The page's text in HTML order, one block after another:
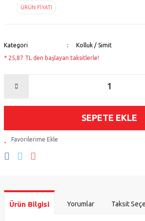
ÜRÜN FİYATI
Kategori
Kolluk / Simit
* 25,87 TL den başlayan taksitlerle!
SEPETE EKLE
Ürün Bilgisi Yorumlar Taksit